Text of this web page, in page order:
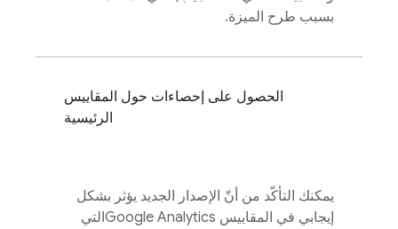
بسبب طرح الميزة.
الحصول على إحصاءات حول المقاييس
الرئيسية
يمكنك التأكّد من أنّ الإصدار الجديد يؤثر بشكل
إيجابي في المقاييس Google Analyticsالتي